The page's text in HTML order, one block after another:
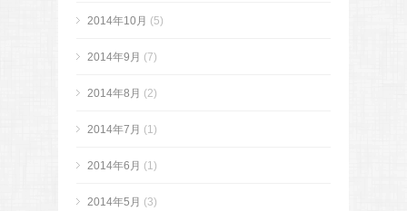
2014年10月 (5)
2014年9月 (7)
2014年8月 (2)
2014年7月 (1)
2014年6月 (1)
2014年5月 (3)